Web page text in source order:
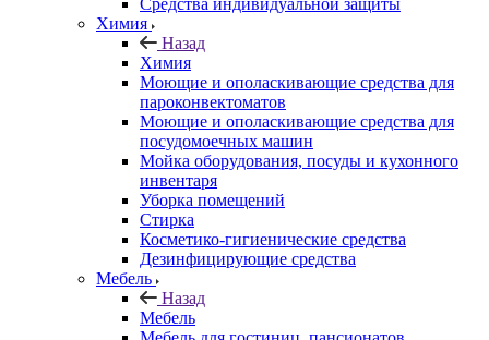
Средства индивидуальной защиты
Химия
Назад
Химия
Моющие и ополаскивающие средства для
пароконвектоматов
Моющие и ополаскивающие средства для
посудомоечных машин
Мойка оборудования, посуды и кухонного
инвентаря
Уборка помещений
Стирка
Косметико-гигиенические средства
Дезинфицирующие средства
Мебель
Назад
Мебель